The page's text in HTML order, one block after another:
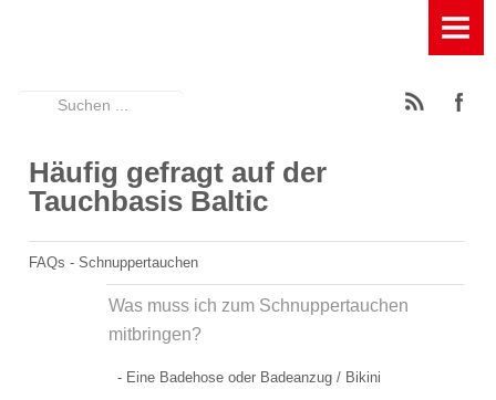
Ausstattung der Tauchbasis
Geräumige Terasse mit Entspannungsfaktor
Großes Spühlbecken mit Wasserfilterung
Suchen
Häufig gefragt auf der
Tauchbasis Baltic
FAQs - Schnuppertauchen
Was muss ich zum Schnuppertauchen
mitbringen?
- Eine Badehose oder Badeanzug / Bikini